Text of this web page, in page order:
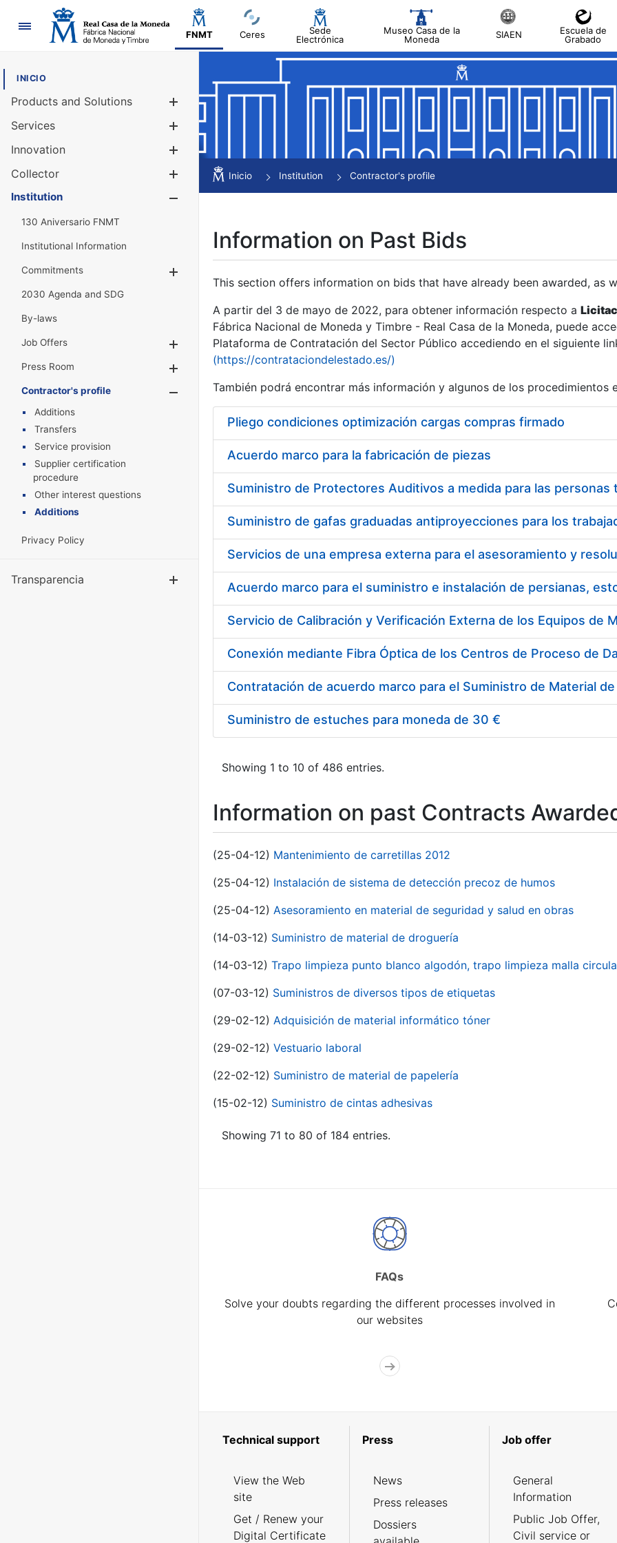
Navigation
FNMT Ceres
Sede
Electrónica
Museo Casa de la
Moneda
SIAEN
Escuela de
Grabado
INICIO
Products and Solutions
Services
Innovation
Collector
Show/Hide
Institution
130 Aniversario FNMT
Institutional Information
Commitments
2030 Agenda and SDG
By-laws
Job Offers
Show/Hide
Press Room
Show/Hide
Contractor's profile
Show/Hide
Additions
Transfers
Service provision
Supplier certification
procedure
Other interest questions
Additions
Privacy Policy
Transparencia Show/Hide
Inicio Institution Contractor's profile
Information on Past Bids
This section offers information on bids that have already been awarded, as
A partir del 3 de mayo de 2022, para obtener información respecto a
Fábrica Nacional de Moneda y Timbre - Real Casa de la Moneda, puede
Plataforma de Contratación del Sector Público accediendo en el siguiente
(https://contrataciondelestado.es/)
También podrá encontrar más información y algunos de los procedimientos
Pliego condiciones optimización cargas compras firmado
Acuerdo marco para la fabricación de piezas
Acuerdo marco para el suministro e instalación de persianas,
Suministro de estuches para moneda de 30 €
Showing 1 to 10 of 486 entries.
Information on past Contracts
(25-04-12) Mantenimiento de carretillas 2012
(25-04-12) Instalación de sistema de detección precoz de humos
(25-04-12) Asesoramiento en material de seguridad y salud en obras
(14-03-12) Suministro de material de droguería
(14-03-12) Trapo limpieza punto blanco algodón, trapo limpieza malla
(07-03-12) Suministros de diversos tipos de etiquetas
(29-02-12) Adquisición de material informático tóner
(29-02-12) Vestuario laboral
(22-02-12) Suministro de material de papelería
(15-02-12) Suministro de cintas adhesivas
Showing 71 to 80 of 184 entries.
FAQs
Solve your doubts regarding the different processes involved in
our websites
Technical support
View the Web
site
Get / Renew your
Digital Certificate
Press
News
Press releases
Dossiers
Job offer
General
Information
Public Job Offer,
Civil service or